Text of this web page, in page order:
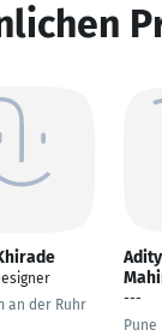
an der Ruhr
---
Pune